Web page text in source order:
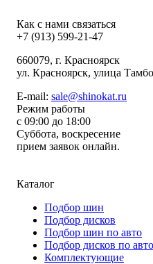
Как с нами связаться
+7 (913) 599-21-47
660079, г. Красноярск
ул. Красноярск, улица
E-mail: sale@shinokat.ru
Режим работы
с 09:00 до 18:00
Суббота, воскресение
прием заявок онлайн.
Каталог
Подбор шин
Подбор дисков
Подбор шин по авто
Подбор дисков по авто
Комплектующие